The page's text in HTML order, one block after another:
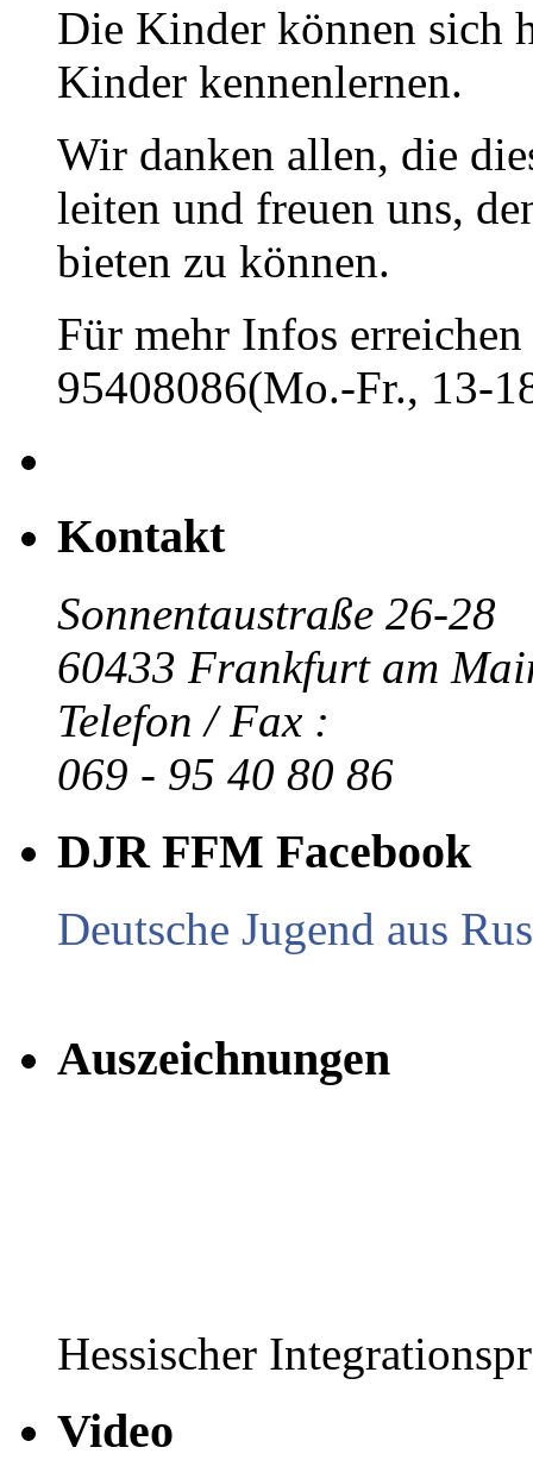
Die Kinder können sich
Kinder kennenlernen.
Wir danken allen, die
leiten und freuen uns,
bieten zu können.
Für mehr Infos
95408086(Mo.-Fr., 13-
Kontakt
Sonnentaustraße 26-28
60433 Frankfurt am
Telefon / Fax :
069 - 95 40 80 86
DJR FFM Facebook
Deutsche Jugend aus
Auszeichnungen
Hessischer
Video